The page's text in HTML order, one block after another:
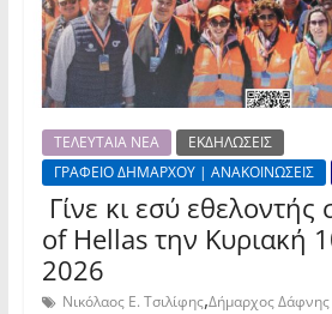
ΤΕΛΕΥΤΑΙΑ ΝΕΑ
ΕΚΔΗΛΩΣΕΙΣ
ΓΡΑΦΕΙΟ ΔΗΜΑΡΧΟΥ | ΑΝΑΚΟΙΝΩΣΕΙΣ
Γίνε κι εσύ
of Hellas την Κυριακή
2026
Νικόλαος Ε. Τσιλίφης,Δήμαρχος Δάφνης